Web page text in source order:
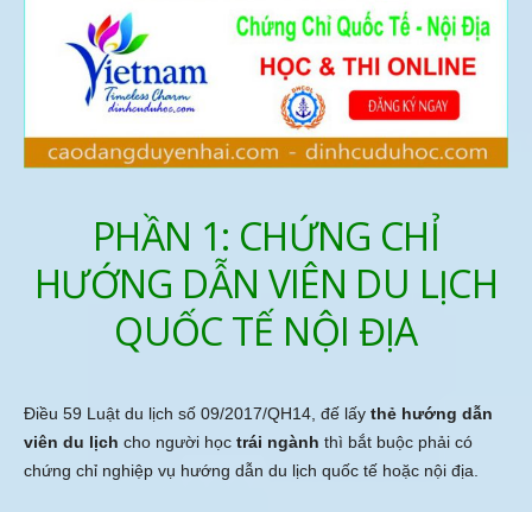
PHẦN 1: CHỨNG CHỈ
HƯỚNG DẪN VIÊN DU LỊCH
QUỐC TẾ NỘI ĐỊA
Điều 59 Luật du lịch số 09/2017/QH14, đế lấy thẻ hướng dẫn
viên du lịch cho người học trái ngành thì bắt buộc phải có
chứng chỉ nghiệp vụ hướng dẫn du lịch quốc tế hoặc nội địa.